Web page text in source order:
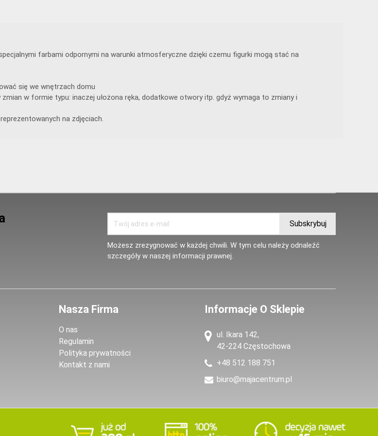
farbami odpornymi na warunki atmosferyczne dzięki czemu figurki mogą stać na
się we wnętrzach domu
w formie typu: inaczej ułożona ręka, dodatkowe otwory itp. gdyż wymaga to zmiany i
na zdjęciach.
Możesz zrezygnować w każdej chwili. W tym celu należy odnaleźć
szczegóły w naszej informacji prawnej.
Nasza Firma
O nas
Regulamin
Polityka prywatności
Kontakt z nami
Informacje O Sklepie
ul. Ikara 142,
42-224 Częstochowa
+48 512 188 751
biuro@majacentrum.pl